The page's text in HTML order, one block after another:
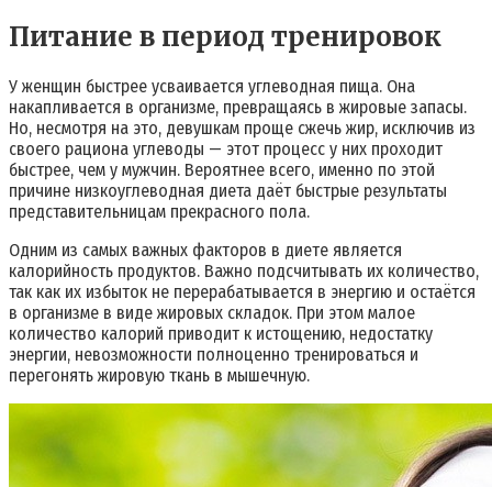
Питание в период тренировок
У женщин быстрее усваивается углеводная пища. Она
накапливается в организме, превращаясь в жировые запасы.
Но, несмотря на это, девушкам проще сжечь жир, исключив из
своего рациона углеводы — этот процесс у них проходит
быстрее, чем у мужчин. Вероятнее всего, именно по этой
причине низкоуглеводная диета даёт быстрые результаты
представительницам прекрасного пола.
Одним из самых важных факторов в диете является
калорийность продуктов. Важно подсчитывать их количество,
так как их избыток не перерабатывается в энергию и остаётся
в организме в виде жировых складок. При этом малое
количество калорий приводит к истощению, недостатку
энергии, невозможности полноценно тренироваться и
перегонять жировую ткань в мышечную.